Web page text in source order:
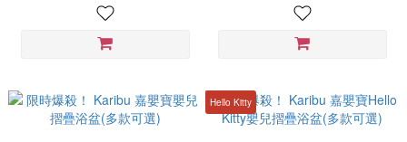
Hello Kitty